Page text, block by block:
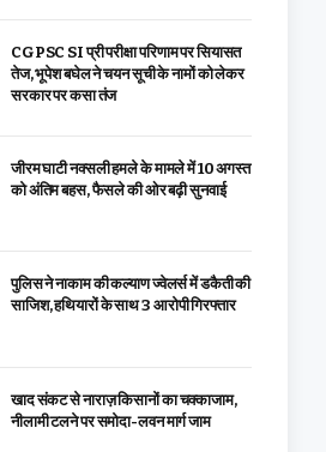
CGPSC SI प्री परीक्षा परिणाम पर सियासत
तेज, भूपेश बघेल ने चयन सूची के नामों को लेकर
सरकार पर कसा तंज
जीरम घाटी नक्सली हमले के मामले में 10 अगस्त
को अंतिम बहस, फैसले की ओर बढ़ी सुनवाई
पुलिस ने नाकाम की कल्याण ज्वेलर्स में डकैती की
साजिश, हथियारों के साथ 3 आरोपी गिरफ्तार
खाद संकट से नाराज़ किसानों का चक्काजाम,
नीलामी टलने पर समोदा-लवन मार्ग जाम